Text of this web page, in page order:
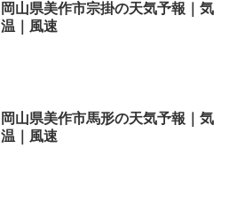
岡山県美作市宗掛の天気予報｜気
温｜風速
岡山県美作市馬形の天気予報｜気
温｜風速